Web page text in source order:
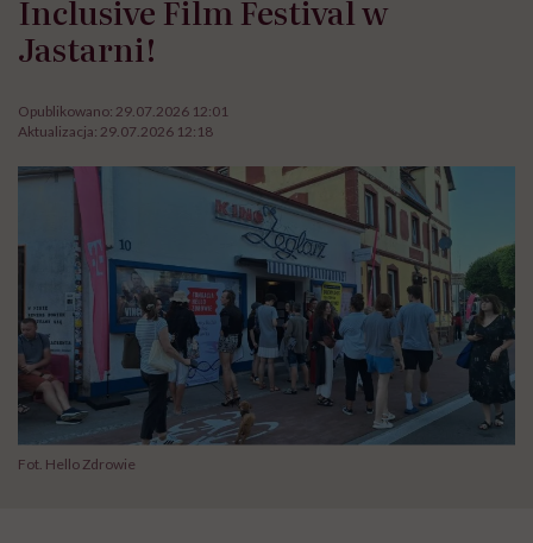
Inclusive Film Festival w
Jastarni!
Opublikowano: 29.07.2026 12:01
Aktualizacja: 29.07.2026 12:18
Fot. Hello Zdrowie